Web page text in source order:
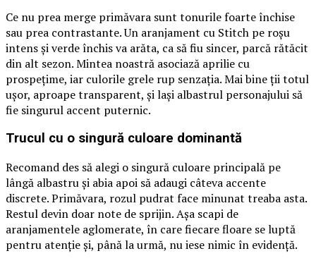
Ce nu prea merge primăvara sunt tonurile foarte închise
sau prea contrastante. Un aranjament cu Stitch pe roșu
intens și verde închis va arăta, ca să fiu sincer, parcă rătăcit
din alt sezon. Mintea noastră asociază aprilie cu
prospețime, iar culorile grele rup senzația. Mai bine ții totul
ușor, aproape transparent, și lași albastrul personajului să
fie singurul accent puternic.
Trucul cu o singură culoare dominantă
Recomand des să alegi o singură culoare principală pe
lângă albastru și abia apoi să adaugi câteva accente
discrete. Primăvara, rozul pudrat face minunat treaba asta.
Restul devin doar note de sprijin. Așa scapi de
aranjamentele aglomerate, în care fiecare floare se luptă
pentru atenție și, până la urmă, nu iese nimic în evidență.